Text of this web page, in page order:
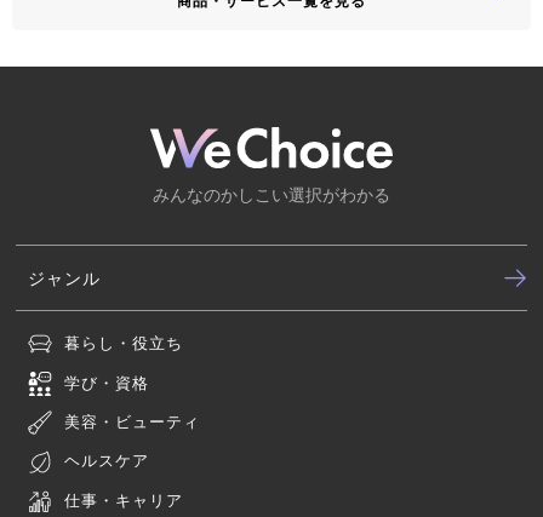
みんなのかしこい選択がわかる
ジャンル
暮らし・役立ち
学び・資格
美容・ビューティ
ヘルスケア
仕事・キャリア